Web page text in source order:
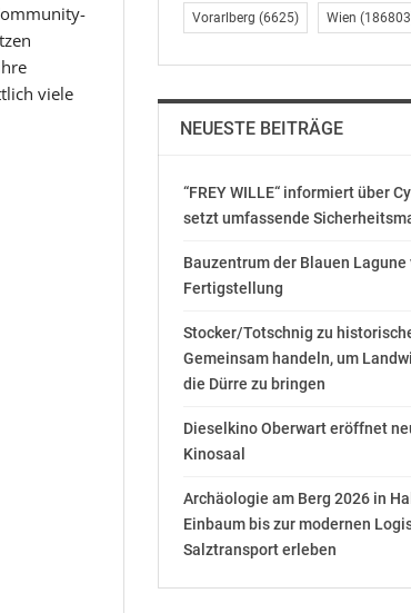
viele
Vorarlberg (6625) Wien
NEUESTE BEITRÄGE
“FREY WILLE“ informiert über
setzt umfassende
Bauzentrum der Blauen Lagune
Fertigstellung
Stocker/Totschnig zu
Gemeinsam handeln, um
die Dürre zu bringen
Dieselkino Oberwart eröffnet
Kinosaal
Archäologie am Berg 2026 in
Einbaum bis zur modernen
Salztransport erleben